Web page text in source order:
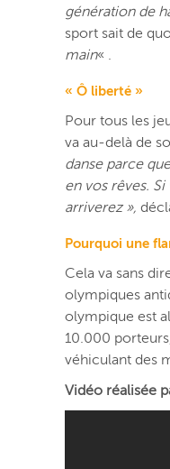
génération de
sport sait de
main« .
« Ô liberté »
Pour tous les
va au-delà de
danse parce
en vos rêves.
arriverez »,
Pourquoi une
Cela va sans
olympiques
olympique est
10.000
véhiculant des
Vidéo réalisée